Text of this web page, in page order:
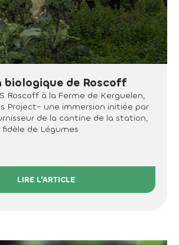
biologique de Roscoff
Roscoff à la Ferme de Kerguelen,
Project– une immersion initiée par
de la cantine de la station,
de Légumes
LIRE L'ARTICLE